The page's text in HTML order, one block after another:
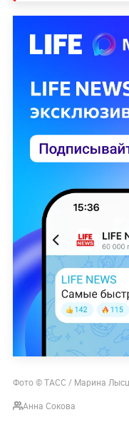
Фото © ТАСС / Марина
Анна Сокова